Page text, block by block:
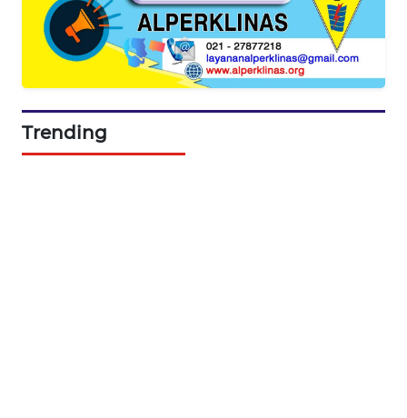
Trending
SIBARAGAS
NEWS
METRO
SIANTAR
NEWS